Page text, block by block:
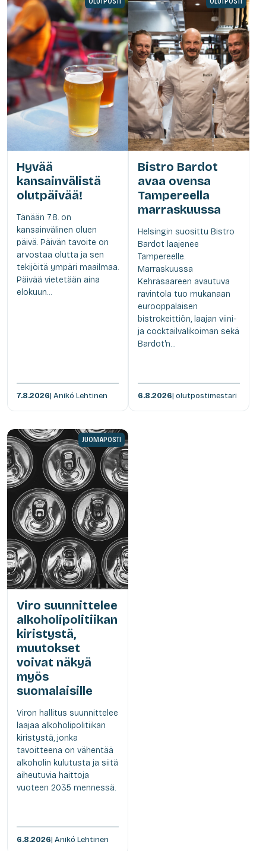
Hyvää
kansainvälistä
olutpäivää!
Tänään 7.8. on
kansainvälinen oluen
päivä. Päivän tavoite on
arvostaa olutta ja sen
tekijöitä ympäri maailmaa.
Päivää vietetään aina
elokuun...
7.8.2026| Anikó Lehtinen
Bistro Bardot
avaa ovensa
Tampereella
marraskuussa
Helsingin suosittu Bistro
Bardot laajenee
Tampereelle.
Marraskuussa
Kehräsaareen avautuva
ravintola tuo mukanaan
eurooppalaisen
bistrokeittiön, laajan viini-
ja cocktailvalikoiman sekä
Bardot'n...
6.8.2026| olutpostimestari
JUOMAPOSTI
Viro suunnittelee
alkoholipolitiikan
kiristystä,
muutokset
voivat näkyä
myös
suomalaisille
Viron hallitus suunnittelee
laajaa alkoholipolitiikan
kiristystä, jonka
tavoitteena on vähentää
alkoholin kulutusta ja siitä
aiheutuvia haittoja
vuoteen 2035 mennessä.
6.8.2026| Anikó Lehtinen